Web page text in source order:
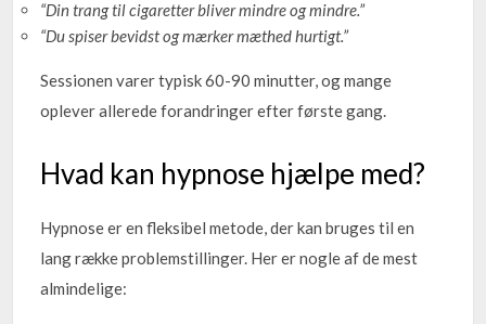
“Din trang til cigaretter bliver mindre og mindre.”
“Du spiser bevidst og mærker mæthed hurtigt.”
Sessionen varer typisk 60-90 minutter, og mange
oplever allerede forandringer efter første gang.
Hvad kan hypnose hjælpe med?
Hypnose er en fleksibel metode, der kan bruges til en
lang række problemstillinger. Her er nogle af de mest
almindelige: